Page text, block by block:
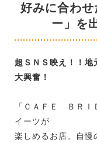
好みに合わ
ー」を
超ＳＮＳ映え！！地
大興奮！
「ＣＡＦＥ ＢＲＩ
イーツが
楽しめるお店。自慢